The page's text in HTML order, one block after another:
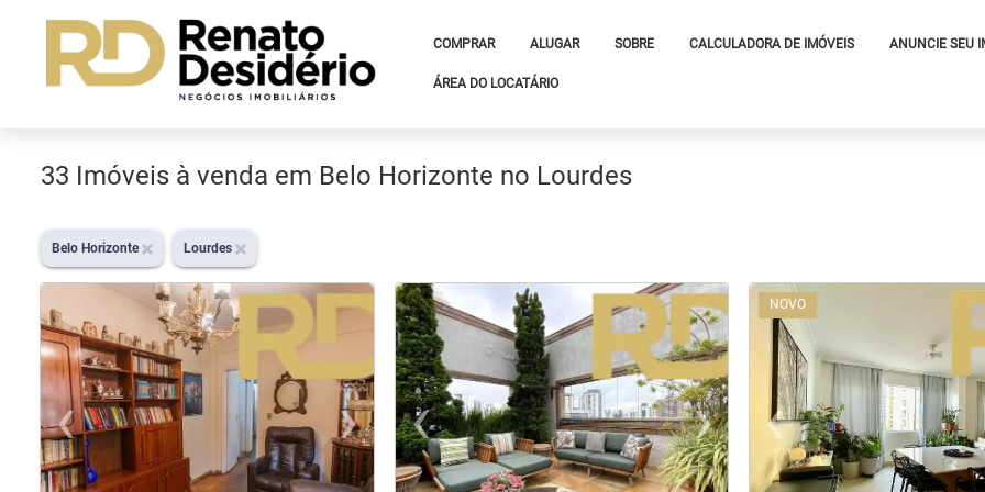
COMPRAR ALUGAR SOBRE CALCULADORA DE IMÓVEIS ANUNCIE SEU
ÁREA DO LOCATÁRIO
33 Imóveis à venda em Belo Horizonte no Lourdes
Belo Horizonte Lourdes
‹
Previous
›
Next
‹
Previous
›
Next
NOVO
‹